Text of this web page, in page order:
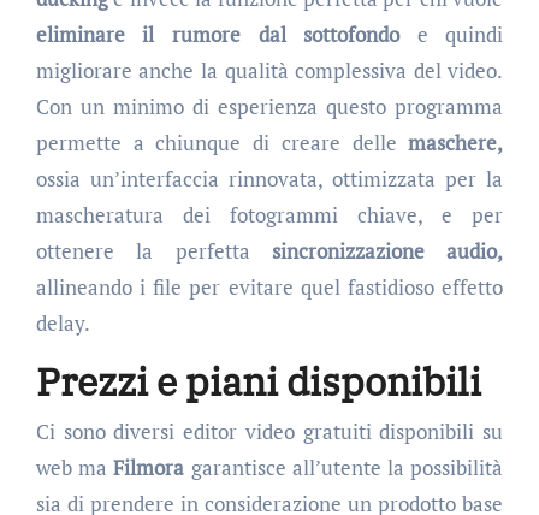
eliminare il rumore dal sottofondoe quindi
migliorare anche la qualità complessiva del video.
Con un minimo di esperienza questo programma
permette a chiunque di creare dellemaschere,
ossia un’interfaccia rinnovata, ottimizzata per la
mascheratura dei fotogrammi chiave, e per
ottenere la perfetta sincronizzazione audio,
allineando i file per evitare quel fastidioso effetto
delay.
Prezzi e piani disponibili
Ci sono diversi editor video gratuiti disponibili su
web maFilmora garantisce all’utente la possibilità
sia di prendere in considerazione un prodotto base